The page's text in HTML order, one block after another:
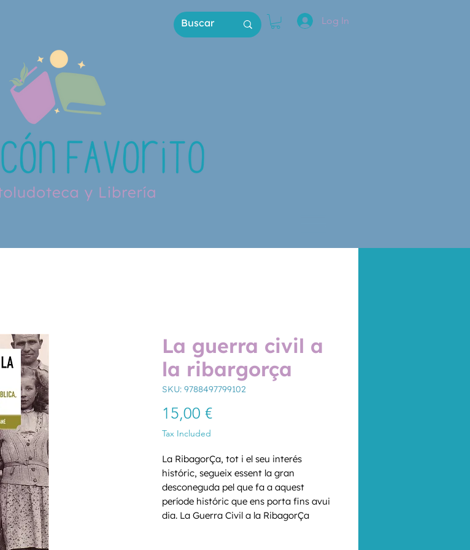
Log In
La guerra civil a
la ribargorça
SKU: 9788497799102
15,00 €Price
Tax Included
La RibagorÇa, tot i el seu interés
históric, segueix essent la gran
desconeguda pel que fa a aquest
període históric que ens porta fins avui
dia. La Guerra Civil a la RibagorÇa